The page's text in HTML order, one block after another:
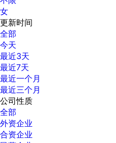
女
更新时间
全部
今天
最近3天
最近7天
最近一个月
最近三个月
公司性质
全部
外资企业
合资企业